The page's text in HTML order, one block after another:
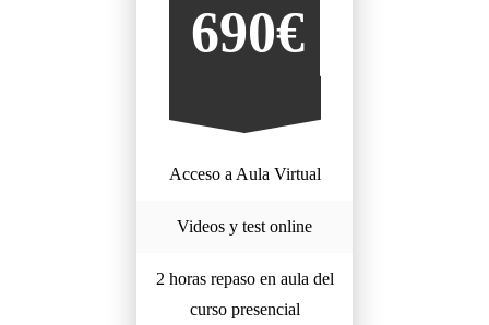
690€
Acceso a Aula Virtual
Videos y test online
2 horas repaso en aula del
curso presencial